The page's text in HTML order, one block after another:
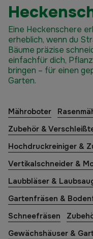
Eine Heckenschere
erheblich, wenn du
Bäume präzise
einfachfür dich,
bringen – für einen
Garten.
Mähroboter
Zubehör &
Hochdruckreiniger &
Vertikalschneider &
Laubbläser &
Gartenfräsen &
Schneefräsen
Gewächshäuser &